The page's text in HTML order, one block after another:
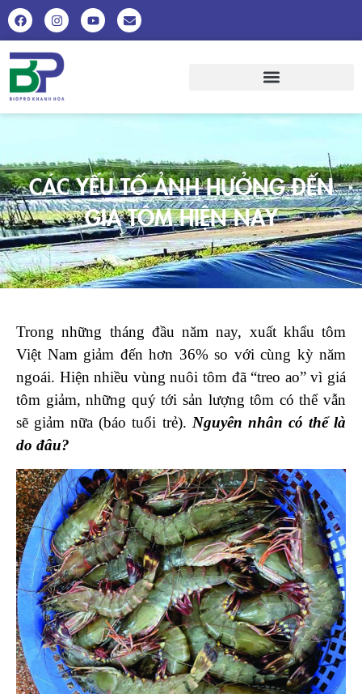
CÁC YẾU TỐ ẢNH HƯỞNG ĐẾN
GIÁ TÔM HIỆN NAY
Trong những tháng đầu năm nay, xuất khẩu tôm
Việt Nam giảm đến hơn 36% so với cùng kỳ năm
ngoái. Hiện nhiều vùngnuôi tôm đã “treo ao” vì giá
tôm giảm, những quý tới sản lượng tôm có thể vẫn
sẽ giảm nữa (báo tuổi trẻ). Nguyên nhân có thể là
do đâu?